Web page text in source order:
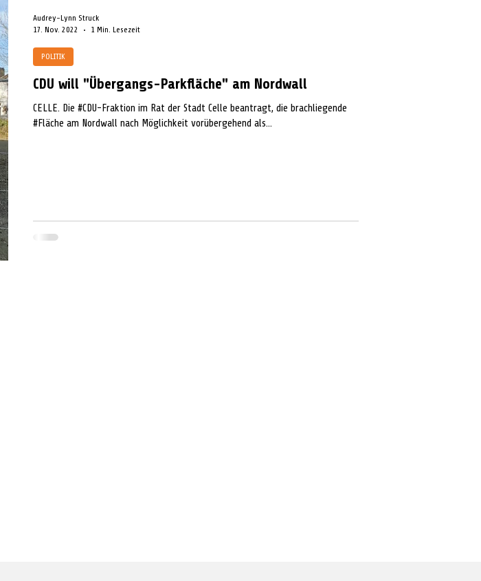
CDU will "Übergangs-Parkfläche" am Nordwall
CELLE. Die #CDU-Fraktion im Rat der Stadt Celle beantragt, die brachliegende
#Fläche am Nordwall nach Möglichkeit vorübergehend als...
POLITIK
Audrey-Lynn Struck
17. Nov. 2022
1 Min. Lesezeit